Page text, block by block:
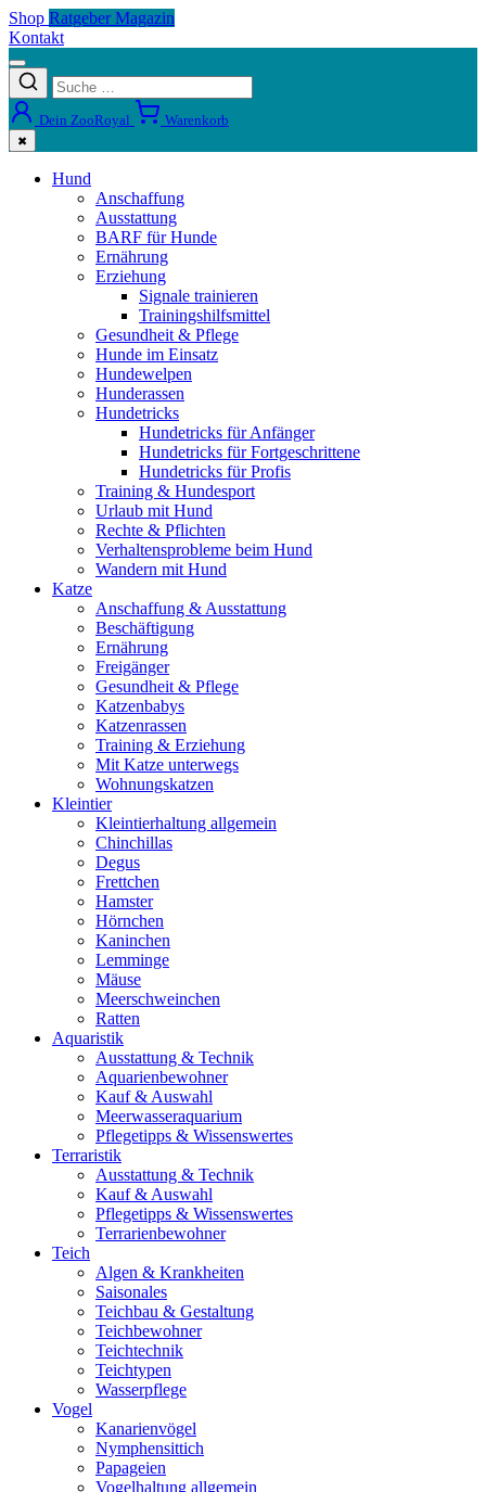
Shop Ratgeber Magazin
Kontakt
Dein ZooRoyal Warenkorb
✖
Hund
Anschaffung
Ausstattung
BARF für Hunde
Ernährung
Erziehung
Signale trainieren
Trainingshilfsmittel
Gesundheit & Pflege
Hunde im Einsatz
Hundewelpen
Hunderassen
Hundetricks
Hundetricks für Anfänger
Hundetricks für Fortgeschrittene
Hundetricks für Profis
Training & Hundesport
Urlaub mit Hund
Rechte & Pflichten
Verhaltensprobleme beim Hund
Wandern mit Hund
Katze
Anschaffung & Ausstattung
Beschäftigung
Ernährung
Freigänger
Gesundheit & Pflege
Katzenbabys
Katzenrassen
Training & Erziehung
Mit Katze unterwegs
Wohnungskatzen
Kleintier
Kleintierhaltung allgemein
Chinchillas
Degus
Frettchen
Hamster
Hörnchen
Kaninchen
Lemminge
Mäuse
Meerschweinchen
Ratten
Aquaristik
Ausstattung & Technik
Aquarienbewohner
Kauf & Auswahl
Meerwasseraquarium
Pflegetipps & Wissenswertes
Terraristik
Ausstattung & Technik
Kauf & Auswahl
Pflegetipps & Wissenswertes
Terrarienbewohner
Teich
Algen & Krankheiten
Saisonales
Teichbau & Gestaltung
Teichbewohner
Teichtechnik
Teichtypen
Wasserpflege
Vogel
Kanarienvögel
Nymphensittich
Papageien
Vogelhaltung allgemein